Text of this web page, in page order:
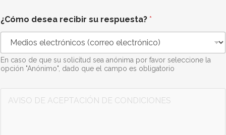
¿Cómo desea recibir su respuesta? *
En caso de que su solicitud sea anónima por favor seleccione la
opción "Anónimo", dado que el campo es obligatorio